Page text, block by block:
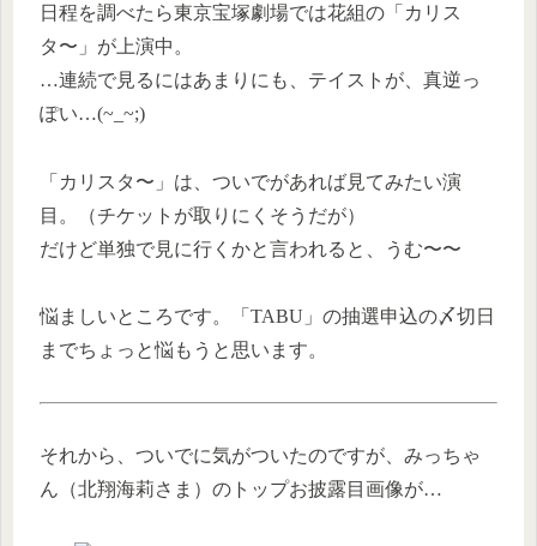
日程を調べたら東京宝塚劇場では花組の「カリス
タ〜」が上演中。
…連続で見るにはあまりにも、テイストが、真逆っ
ぽい…(~_~;)
「カリスタ〜」は、ついでがあれば見てみたい演
目。（チケットが取りにくそうだが）
だけど単独で見に行くかと言われると、うむ〜〜
悩ましいところです。「TABU」の抽選申込の〆切日
までちょっと悩もうと思います。
それから、ついでに気がついたのですが、みっちゃ
ん（北翔海莉さま）のトップお披露目画像が…